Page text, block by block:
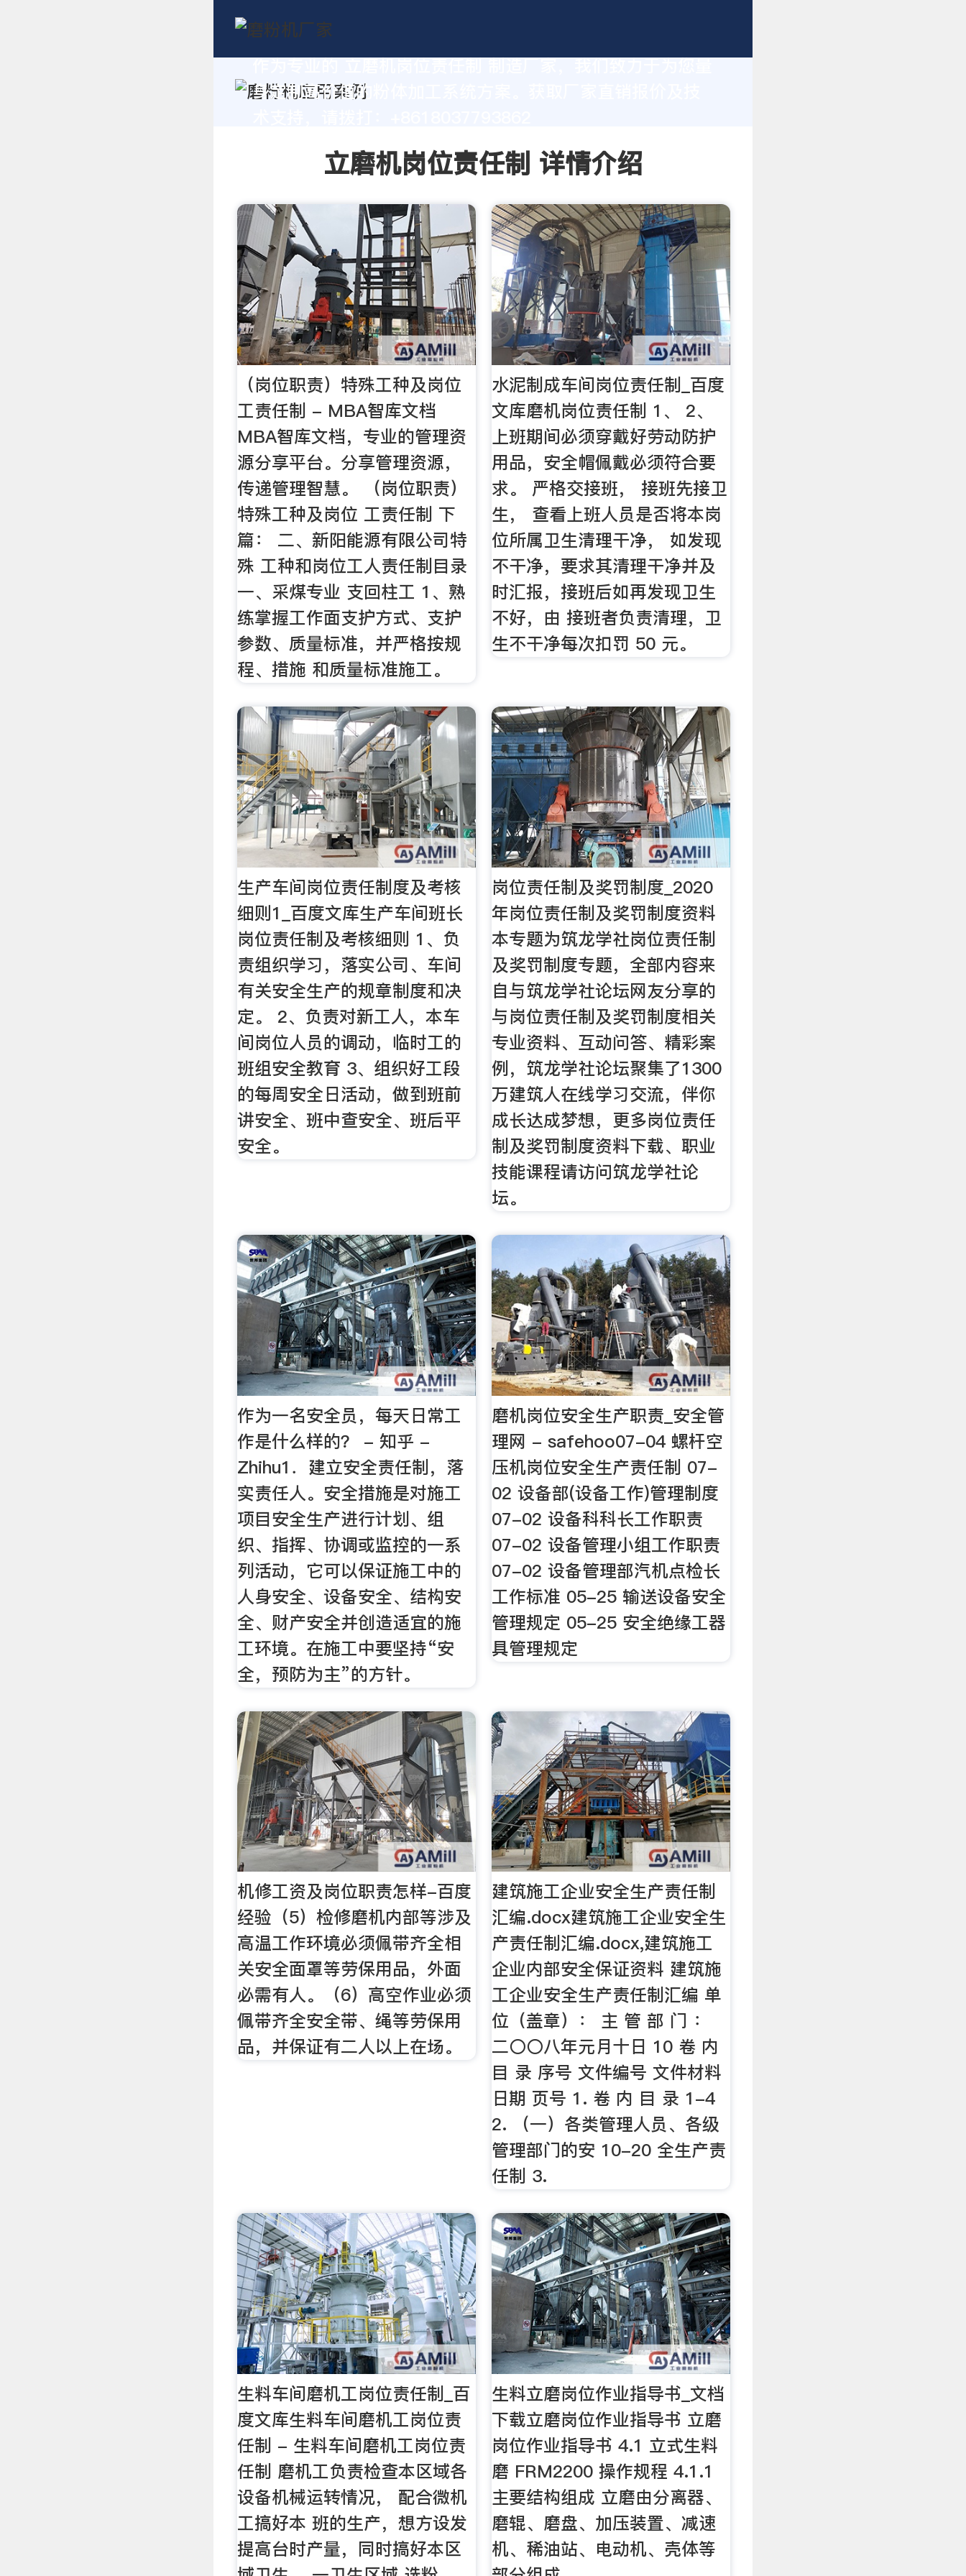
身定制高价值的粉体加工系统方案。获取厂家直销报价及技
立磨机岗位责任制 详情介绍
（岗位职责）特殊工种及岗位
工责任制 - MBA智库文档
MBA智库文档，专业的管理资
源分享平台。分享管理资源，
传递管理智慧。 （岗位职责）
特殊工种及岗位 工责任制 下
篇： 二、新阳能源有限公司特
殊 工种和岗位工人责任制目录
一、采煤专业 支回柱工 1、熟
练掌握工作面支护方式、支护
参数、质量标准，并严格按规
程、措施 和质量标准施工。
水泥制成车间岗位责任制_百度
文库磨机岗位责任制 1、 2、
上班期间必须穿戴好劳动防护
用品，安全帽佩戴必须符合要
求。 严格交接班， 接班先接卫
生， 查看上班人员是否将本岗
位所属卫生清理干净， 如发现
不干净，要求其清理干净并及
时汇报，接班后如再发现卫生
不好，由 接班者负责清理，卫
生不干净每次扣罚 50 元。
生产车间岗位责任制度及考核
细则1_百度文库生产车间班长
岗位责任制及考核细则 1、负
责组织学习，落实公司、车间
有关安全生产的规章制度和决
定。 2、负责对新工人，本车
间岗位人员的调动，临时工的
班组安全教育 3、组织好工段
的每周安全日活动，做到班前
讲安全、班中查安全、班后平
安全。
岗位责任制及奖罚制度_2020
年岗位责任制及奖罚制度资料
本专题为筑龙学社岗位责任制
及奖罚制度专题，全部内容来
自与筑龙学社论坛网友分享的
与岗位责任制及奖罚制度相关
专业资料、互动问答、精彩案
例，筑龙学社论坛聚集了1300
万建筑人在线学习交流，伴你
成长达成梦想，更多岗位责任
制及奖罚制度资料下载、职业
技能课程请访问筑龙学社论
坛。
作为一名安全员，每天日常工
作是什么样的？ - 知乎 -
Zhihu1．建立安全责任制，落
实责任人。安全措施是对施工
项目安全生产进行计划、组
织、指挥、协调或监控的一系
列活动，它可以保证施工中的
人身安全、设备安全、结构安
全、财产安全并创造适宜的施
工环境。在施工中要坚持“安
全，预防为主”的方针。
磨机岗位安全生产职责_安全管
理网 - safehoo07-04 螺杆空
压机岗位安全生产责任制 07-
02 设备部(设备工作)管理制度
07-02 设备科科长工作职责
07-02 设备管理小组工作职责
07-02 设备管理部汽机点检长
工作标准 05-25 输送设备安全
管理规定 05-25 安全绝缘工器
具管理规定
机修工资及岗位职责怎样-百度
经验（5）检修磨机内部等涉及
高温工作环境必须佩带齐全相
关安全面罩等劳保用品，外面
必需有人。（6）高空作业必须
佩带齐全安全带、绳等劳保用
品，并保证有二人以上在场。
建筑施工企业安全生产责任制
汇编.docx建筑施工企业安全生
产责任制汇编.docx,建筑施工
企业内部安全保证资料 建筑施
工企业安全生产责任制汇编 单
位（盖章）： 主 管 部 门 ：
二〇〇八年元月十日 10 卷 内
目 录 序号 文件编号 文件材料
日期 页号 1. 卷 内 目 录 1-4
2. （一）各类管理人员、各级
管理部门的安 10-20 全生产责
任制 3.
生料车间磨机工岗位责任制_百
度文库生料车间磨机工岗位责
任制 - 生料车间磨机工岗位责
任制 磨机工负责检查本区域各
设备机械运转情况， 配合微机
工搞好本 班的生产，想方设发
提高台时产量，同时搞好本区
生料立磨岗位作业指导书_文档
下载立磨岗位作业指导书 立磨
岗位作业指导书 4.1 立式生料
磨 FRM2200 操作规程 4.1.1
主要结构组成 立磨由分离器、
磨辊、磨盘、加压装置、减速
机、稀油站、电动机、壳体等